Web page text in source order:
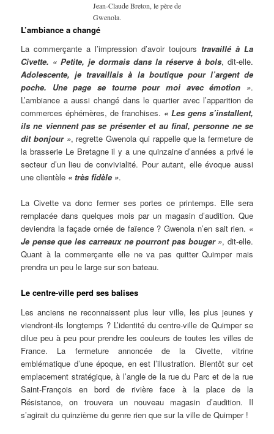
Jean-Claude Breton, le père de
Gwenola.
L’ambiance a changé
La commerçante a l’impression d’avoir toujours travaillé à La
Civette. « Petite, je dormais dans la réserve à bols, dit-elle.
Adolescente, je travaillais à la boutique pour l’argent de
poche. Une page se tourne pour moi avec émotion ».
L’ambiance a aussi changé dans le quartier avec l’apparition de
commerces éphémères, de franchises. « Les gens s’installent,
ils ne viennent pas se présenter et au final, personne ne se
dit bonjour », regrette Gwenola qui rappelle que la fermeture de
la brasserie Le Bretagne il y a une quinzaine d’années a privé le
secteur d’un lieu de convivialité. Pour autant, elle évoque aussi
une clientèle « très fidèle ».
La Civette va donc fermer ses portes ce printemps. Elle sera
remplacée dans quelques mois par un magasin d’audition. Que
deviendra la façade ornée de faïence ? Gwenola n’en sait rien. «
Je pense que les carreaux ne pourront pas bouger », dit-elle.
Quant à la commerçante elle ne va pas quitter Quimper mais
prendra un peu le large sur son bateau.
Le centre-ville perd ses balises
Les anciens ne reconnaissent plus leur ville, les plus jeunes y
viendront-ils longtemps ? L’identité du centre-ville de Quimper se
dilue peu à peu pour prendre les couleurs de toutes les villes de
France. La fermeture annoncée de la Civette, vitrine
emblématique d’une époque, en est l’illustration. Bientôt sur cet
emplacement stratégique, à l’angle de la rue du Parc et de la rue
Saint-François en bord de rivière face à la place de la
Résistance, on trouvera un nouveau magasin d’audition. Il
s’agirait du quinzième du genre rien que sur la ville de Quimper !